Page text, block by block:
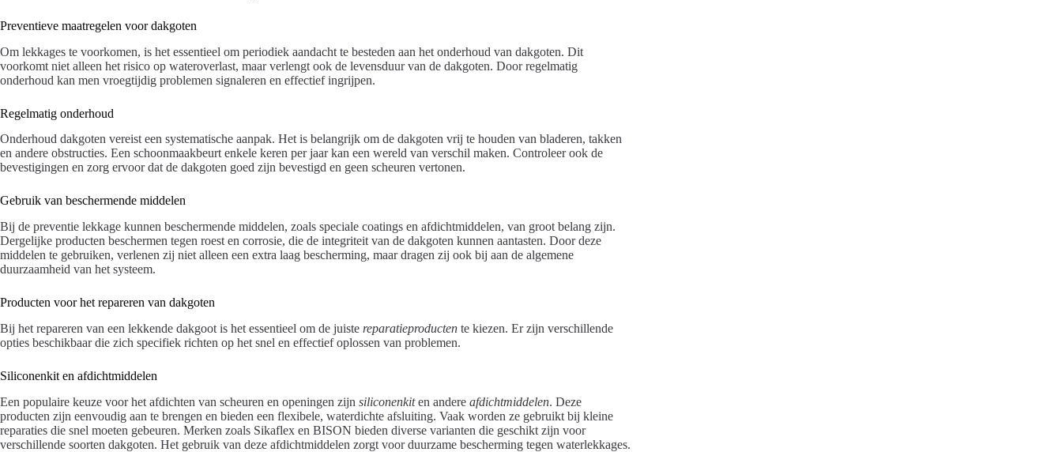
Preventieve maatregelen voor dakgoten
Om lekkages te voorkomen, is het essentieel om periodiek aandacht te besteden aan het onderhoud van dakgoten. Dit
voorkomt niet alleen het risico op wateroverlast, maar verlengt ook de levensduur van de dakgoten. Door regelmatig
onderhoud kan men vroegtijdig problemen signaleren en effectief ingrijpen.
Regelmatig onderhoud
Onderhoud dakgoten vereist een systematische aanpak. Het is belangrijk om de dakgoten vrij te houden van bladeren, takken
en andere obstructies. Een schoonmaakbeurt enkele keren per jaar kan een wereld van verschil maken. Controleer ook de
bevestigingen en zorg ervoor dat de dakgoten goed zijn bevestigd en geen scheuren vertonen.
Gebruik van beschermende middelen
Bij de preventie lekkage kunnen beschermende middelen, zoals speciale coatings en afdichtmiddelen, van groot belang zijn.
Dergelijke producten beschermen tegen roest en corrosie, die de integriteit van de dakgoten kunnen aantasten. Door deze
middelen te gebruiken, verlenen zij niet alleen een extra laag bescherming, maar dragen zij ook bij aan de algemene
duurzaamheid van het systeem.
Producten voor het repareren van dakgoten
Bij het repareren van een lekkende dakgoot is het essentieel om de juiste reparatieproducten te kiezen. Er zijn verschillende
opties beschikbaar die zich specifiek richten op het snel en effectief oplossen van problemen.
Siliconenkit en afdichtmiddelen
Een populaire keuze voor het afdichten van scheuren en openingen zijn siliconenkiten andere afdichtmiddelen. Deze
producten zijn eenvoudig aan te brengen en bieden een flexibele, waterdichte afsluiting. Vaak worden ze gebruikt bij kleine
reparaties die snel moeten gebeuren. Merken zoals Sikaflex en BISON bieden diverse varianten die geschikt zijn voor
verschillende soorten dakgoten. Het gebruik van deze afdichtmiddelen zorgt voor duurzame bescherming tegen waterlekkages.